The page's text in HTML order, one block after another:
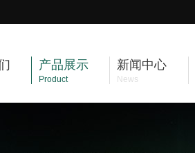
产品展示
Product
新闻中心
News